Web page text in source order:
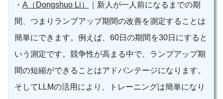
・ A（Dongshuo Li）
｜新人が一人前になるまでの期
間、つまりランプアップ期間の改善を測定することは
簡単にできます。例えば、60日の期間を30日にすると
いう測定です。競争性が高まる中で、ランプアップ期
間の短縮ができることはアドバンテージになります。
そしてLLMの活用により、トレーニングは簡単になり